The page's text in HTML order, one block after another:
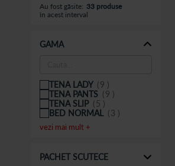
Au fost găsite: 33 produse
în acest interval
GAMA
TENA LADY
9
TENA PANTS
9
TENA SLIP
5
BED NORMAL
3
vezi mai mult +
PACHET SCUTECE